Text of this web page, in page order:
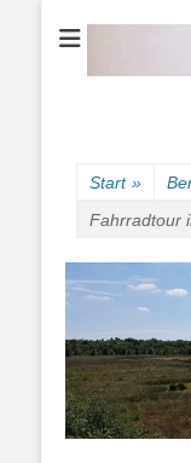
Start »
Fahrradtour